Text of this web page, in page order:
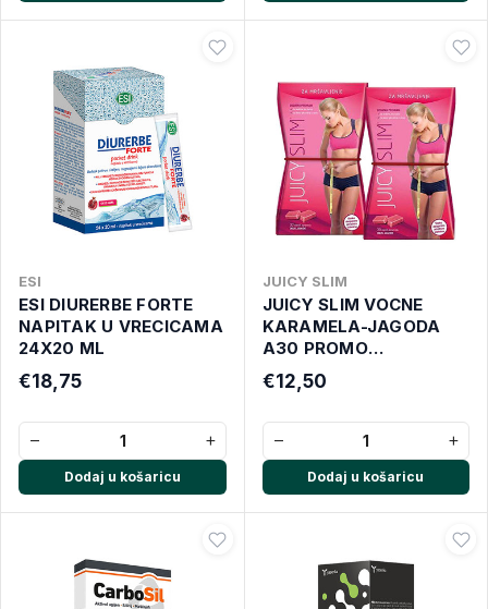
ESI
ESI DIURERBE FORTE
NAPITAK U VRECICAMA
24X20 ML
€18,75
− +
Dodaj u košaricu
JUICY SLIM
JUICY SLIM VOCNE
KARAMELA-JAGODA
A30 PROMO
PAKIRANJE
€12,50
− +
Dodaj u košaricu